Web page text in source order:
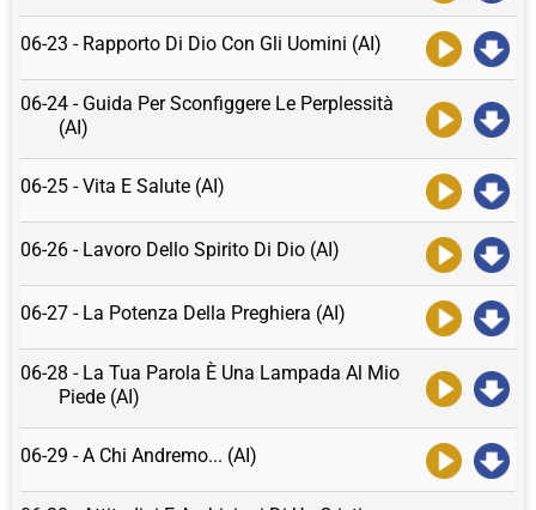
06-23 - Rapporto Di Dio Con Gli Uomini (AI)
06-24 - Guida Per Sconfiggere Le Perplessità
(AI)
06-25 - Vita E Salute (AI)
06-26 - Lavoro Dello Spirito Di Dio (AI)
06-27 - La Potenza Della Preghiera (AI)
06-28 - La Tua Parola È Una Lampada Al Mio
Piede (AI)
06-29 - A Chi Andremo... (AI)